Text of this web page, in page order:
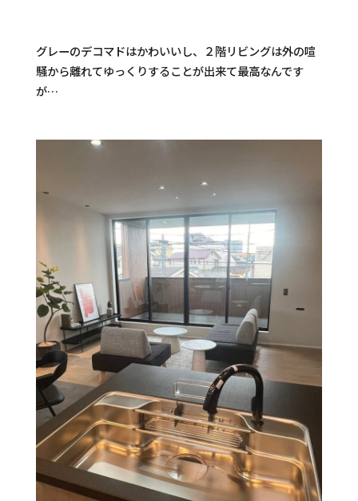
グレーのデコマドはかわいいし、２階リビングは外の喧
騒から離れてゆっくりすることが出来て最高なんです
が…